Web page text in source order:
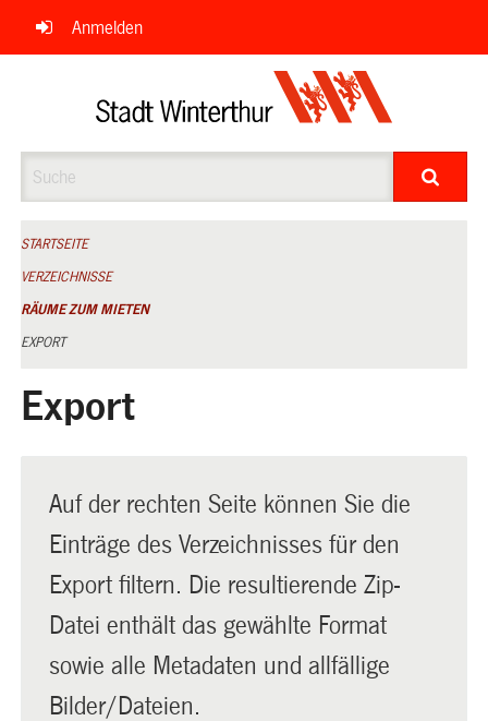
Navigation
überspringen
Anmelden
STARTSEITE
VERZEICHNISSE
RÄUME ZUM MIETEN
EXPORT
Export
Auf der rechten Seite können Sie die
Einträge des Verzeichnisses für den
Export filtern. Die resultierende Zip-
Datei enthält das gewählte Format
sowie alle Metadaten und allfällige
Bilder/Dateien.